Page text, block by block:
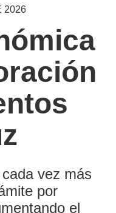
2026
vez más
por
el